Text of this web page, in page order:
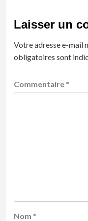
Laisser un
Votre adresse e-mail
obligatoires sont
Commentaire *
Nom *